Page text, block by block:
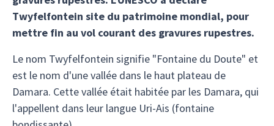
Twyfelfontein site du patrimoine mondial, pour
mettre fin au vol courant des gravures rupestres.
Le nom Twyfelfontein signifie "Fontaine du Doute" et
est le nom d'une vallée dans le haut plateau de
Damara. Cette vallée était habitée par les Damara, qui
l'appellent dans leur langue Uri-Ais (fontaine